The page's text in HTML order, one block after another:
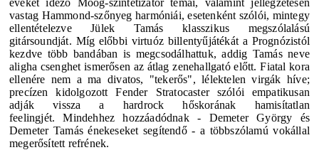
vastag Hammond-szőnyeg harmóniái, esetenként szólói, mintegy
ellentételezve Jülek Tamás klasszikus megszólalású
gitársoundját. Míg előbbi virtuóz billentyűjátékát a Prognózistól
kezdve több bandában is megcsodálhattuk, addig Tamás neve
aligha csenghet ismerősen az átlag zenehallgató előtt. Fiatal kora
ellenére nem a ma divatos, "tekerős", lélektelen virgák híve;
precízen kidolgozott Fender Stratocaster szólói empatikusan
adják vissza a hardrock hőskorának hamisítatlan
feelingjét.Mindehhez hozzáadódnak - Demeter György és
Demeter Tamás énekeseket segítendő - a többszólamú vokállal
megerősített refrének.